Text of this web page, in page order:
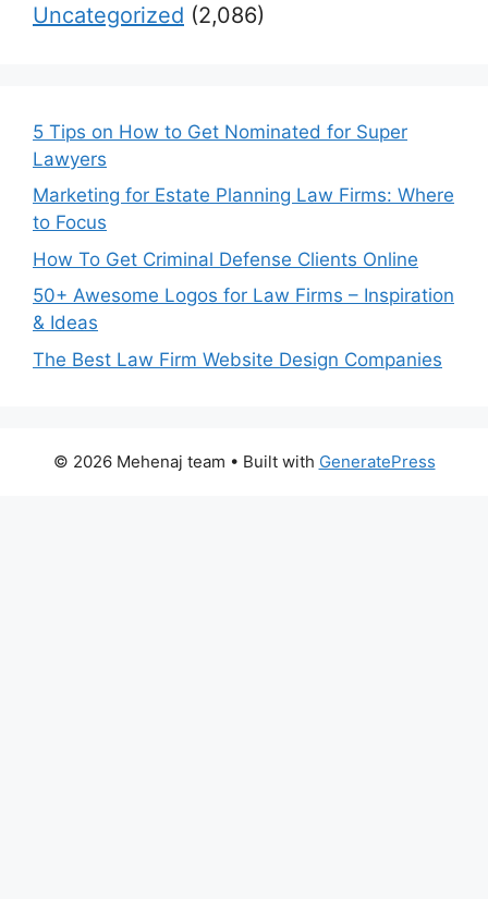
Uncategorized (2,086)
5 Tips on How to Get Nominated for Super
Lawyers
Marketing for Estate Planning Law Firms: Where
to Focus
How To Get Criminal Defense Clients Online
50+ Awesome Logos for Law Firms – Inspiration
& Ideas
The Best Law Firm Website Design Companies
© 2026 Mehenaj team • Built with GeneratePress